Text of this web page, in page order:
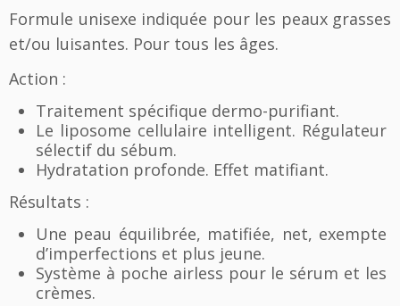
n
S
Formule unisexe indiquée pour les peaux grasses
et/ou luisantes. Pour tous les âges.
Action :
Traitement spécifique dermo-purifiant.
Le liposome cellulaire intelligent. Régulateur
sélectif du sébum.
Hydratation profonde. Effet matifiant.
Résultats :
Une peau équilibrée, matifiée, net, exempte
d’imperfections et plus jeune.
Système à poche airless pour le sérum et les
crèmes.